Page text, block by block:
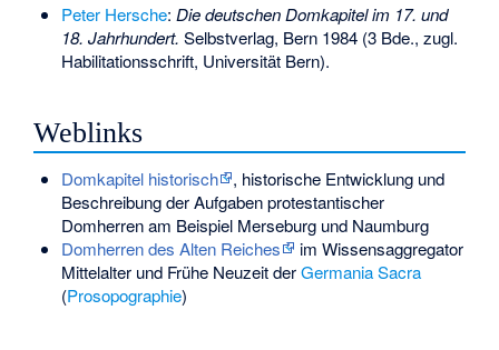
Peter Hersche: Die deutschen Domkapitel im 17. und
18. Jahrhundert. Selbstverlag, Bern 1984 (3 Bde., zugl.
Habilitationsschrift, Universität Bern).
Weblinks
Domkapitel historisch
, historische Entwicklung und
Beschreibung der Aufgaben protestantischer
Domherren am Beispiel Merseburg und Naumburg
Domherren des Alten Reiches
im Wissensaggregator
Mittelalter und Frühe Neuzeit derGermania Sacra
(Prosopographie)